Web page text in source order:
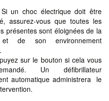
électrique doit être
assurez-vous que toutes les
présentes sont éloignées de la
de son environnement
sur le bouton si cela vous
Un défibrillateur
automatique administrera le